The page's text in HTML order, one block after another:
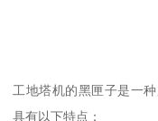
工地塔机的黑匣子是一
具有以下特点：